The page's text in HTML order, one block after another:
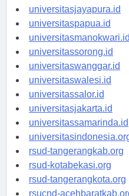
universitassofifi.id
universitasjayapura.id
universitaspapua.id
universitasmanokwari.id
universitassorong.id
universitaswanggar.id
universitaswalesi.id
universitassalor.id
universitasjakarta.id
universitassamarinda.id
universitasindonesia.org
rsud-tangerangkab.org
rsud-kotabekasi.org
rsud-tangerangkota.org